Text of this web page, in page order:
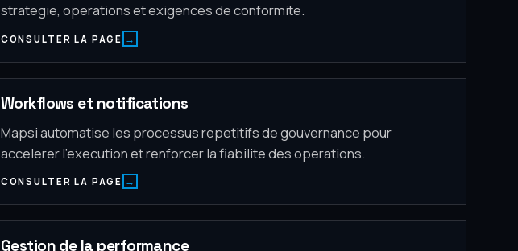
strategie, operations et exigences de conformite.
CONSULTER LA PAGE
Workflows et notifications
Mapsi automatise les processus repetitifs de gouvernance pour
accelerer l'execution et renforcer la fiabilite des operations.
CONSULTER LA PAGE
Gestion de la performance